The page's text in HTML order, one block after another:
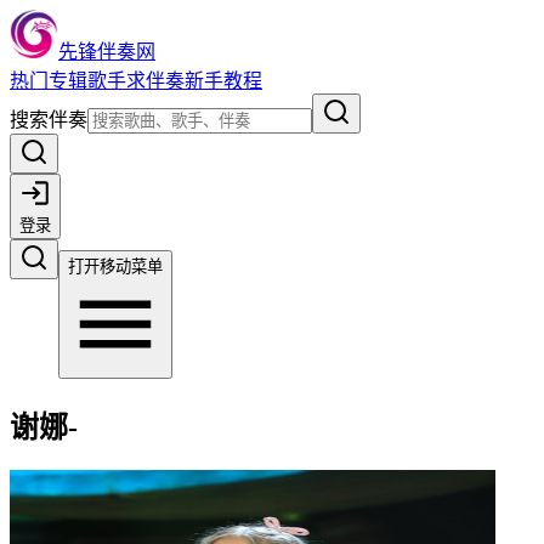
先锋伴奏网
热门 专辑歌手求伴奏新手教程
搜索伴奏
登录
打开移动菜单
谢娜-